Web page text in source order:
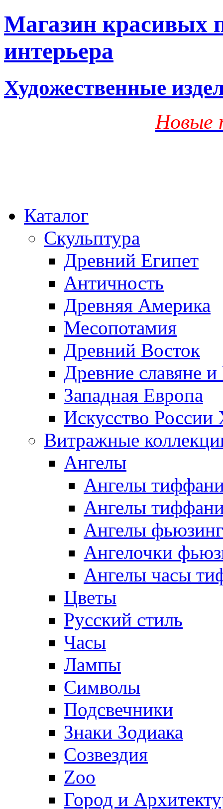
Магазин красивых
интерьера
Художественные
Новые
Каталог
Скульптура
Древний Египет
Античность
Древняя Америка
Месопотамия
Древний Восток
Древние славяне и
Западная Европа
Искусство
Витражные
Ангелы
Ангелы
Ангелы
Ангелы фьюзинг
Ангелочки
Ангелы часы
Цветы
Русский стиль
Часы
Лампы
Символы
Подсвечники
Знаки Зодиака
Созвездия
Zoo
Город и